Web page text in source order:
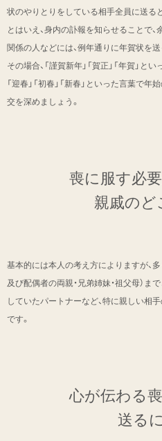
状のやりとりをしている相手全員に送る
とはいえ、身内の訃報を知らせることで
関係の人などには、例年通りに年賀状を送
その場合、「謹賀新年」「賀正」「年賀」
「迎春」「初春」「新春」といった言葉で
交を深めましょう。
喪に服す必
親戚のど
基本的には本人の考え方によりますが、多
及び配偶者の両親・兄弟姉妹・祖父母）ま
していたパートナーなど、特に親しい相
です。
心が伝わる
送る